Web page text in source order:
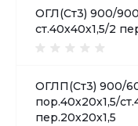
ОГЛ(Ст3) 900/
ст.40х40х1,5/2
ОГЛП(Ст3) 900/
пор.40х20х1,5/
пер.20х20х1,5